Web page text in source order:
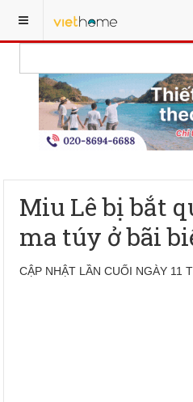
Miu Lê bị bắt
ma túy ở bãi
CẬP NHẬT LẦN CUỐI NGÀY 11